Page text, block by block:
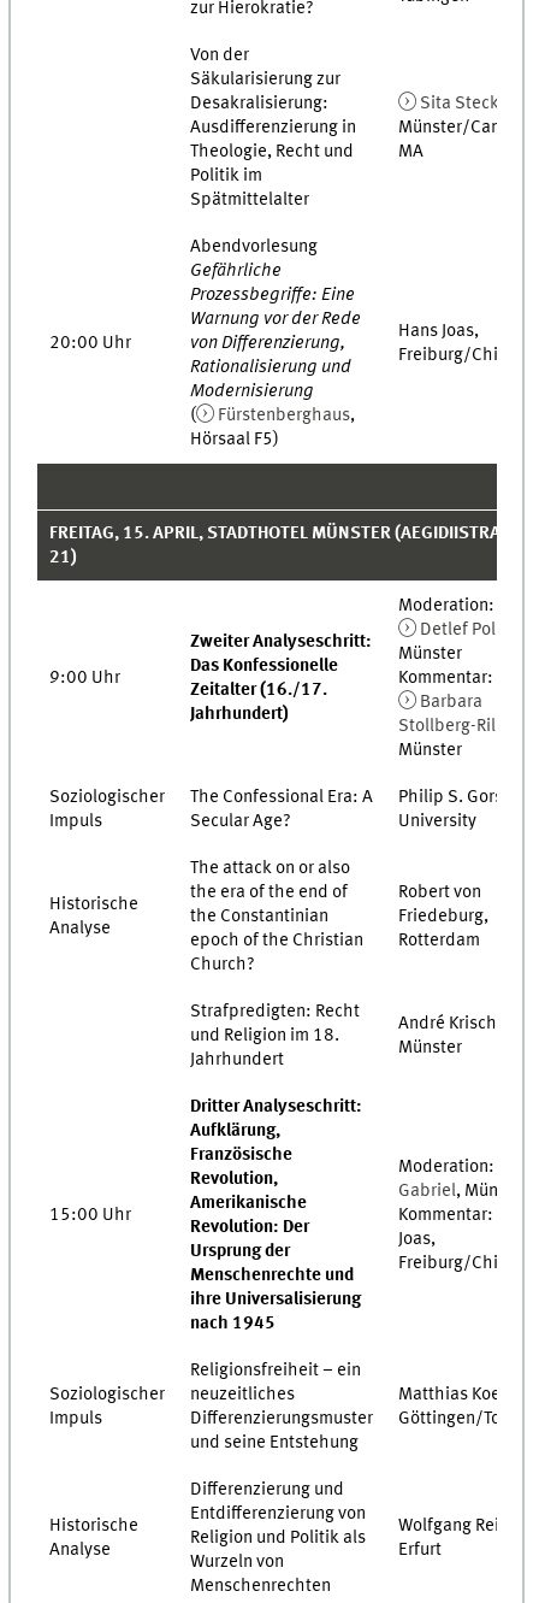
zur Hierokratie?
Von der
Säkularisierung zur
Desakralisierung:
Ausdifferenzierung in
Theologie, Recht und
Politik im
Spätmittelalter
Sita Steckel
Münster/
MA
20:00 Uhr
Abendvorlesung
Gefährliche
Prozessbegriffe: Eine
Warnung vor der Rede
von Differenzierung,
Rationalisierung und
Modernisierung
(
Fürstenberghaus,
Hörsaal F5)
Hans Joas,
Freiburg/Chicago
FREITAG, 15. APRIL, STADTHOTEL MÜNSTER (AEGIDIISTRASSE 2
1)
9:00 Uhr
Zweiter Analyseschritt:
Das Konfessionelle
Zeitalter (16./17.
Jahrhundert)
Moderation:
Detlef Pollack
Münster
Kommentar:
Barbara
Stollberg-Rilinger
Münster
Soziologischer
Impuls
The Confessional Era: A
Secular Age?
Philip S. Gorski,
University
Historische
Analyse
The attack on or also
the era of the end of
the Constantinian
epoch of the Christian
Church?
Robert von
Friedeburg,
Rotterdam
Strafpredigten: Recht
und Religion im 18.
Jahrhundert
André Krischer,
Münster
15:00 Uhr
Dritter Analyseschritt:
Aufklärung,
Französische
Revolution,
Amerikanische
Revolution: Der
Ursprung der
Menschenrechte und
ihre Universalisierung
nach 1945
Moderation:
Gabriel, Münster
Kommentar: Hans
Joas,
Freiburg/Chicago
Soziologischer
Impuls
Religionsfreiheit – ein
neuzeitliches
Differenzierungsmuster
und seine Entstehung
Matthias Koenig,
Göttingen/
Historische
Analyse
Differenzierung und
Entdifferenzierung von
Religion und Politik als
Wurzeln von
Menschenrechten
Wolfgang
Erfurt